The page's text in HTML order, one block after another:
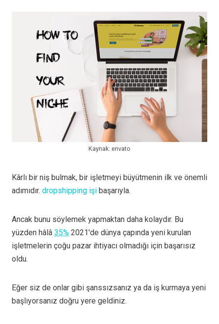
Kaynak: envato
Kârlı bir niş bulmak, bir işletmeyi büyütmenin ilk ve önemli
adımıdır. dropshipping işi başarıyla.
Ancak bunu söylemek yapmaktan daha kolaydır. Bu
yüzden hâlâ 35% 2021'de dünya çapında yeni kurulan
işletmelerin çoğu pazar ihtiyacı olmadığı için başarısız
oldu.
Eğer siz de onlar gibi şanssızsanız ya da iş kurmaya yeni
başlıyorsanız doğru yere geldiniz.